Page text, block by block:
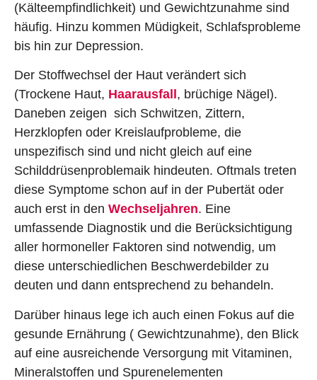
(Kälteempfindlichkeit) und Gewichtzunahme sind
häufig. Hinzu kommen Müdigkeit, Schlafsprobleme
bis hin zur Depression.
Der Stoffwechsel der Haut verändert sich
(Trockene Haut, Haarausfall , brüchige Nägel).
Daneben zeigen sich Schwitzen, Zittern,
Herzklopfen oder Kreislaufprobleme, die
unspezifisch sind und nicht gleich auf eine
Schilddrüsenproblemaik hindeuten. Oftmals treten
diese Symptome schon auf in der Pubertät oder
auch erst in den Wechseljahren. Eine
umfassende Diagnostik und die Berücksichtigung
aller hormoneller Faktoren sind notwendig, um
diese unterschiedlichen Beschwerdebilder zu
deuten und dann entsprechend zu behandeln.
Darüber hinaus lege ich auch einen Fokus auf die
gesunde Ernährung ( Gewichtzunahme), den Blick
auf eine ausreichende Versorgung mit Vitaminen,
Mineralstoffen und Spurenelementen